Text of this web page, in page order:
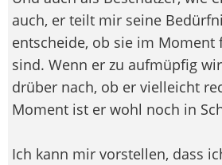
auch, er teilt mir seine
entscheide, ob sie im Moment
sind. Wenn er zu aufmüpfig
drüber nach, ob er vielleicht
Moment ist er wohl noch in
Ich kann mir vorstellen, dass